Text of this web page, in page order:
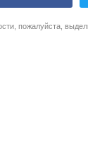
пожалуйста,